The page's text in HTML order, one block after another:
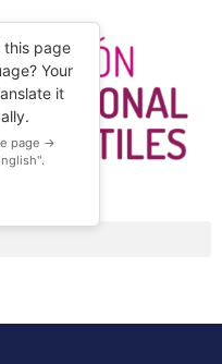
this page
Your
it
page →